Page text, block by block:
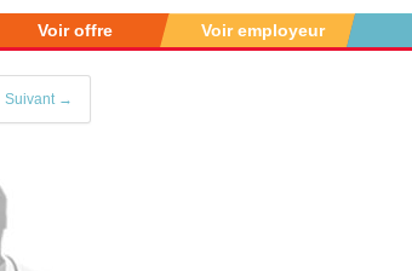
Voir offre Voir employeur
Suivant →